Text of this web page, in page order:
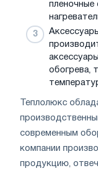
пленочные
обогрева,
Теплолюкс
современным
компании
продукцию,